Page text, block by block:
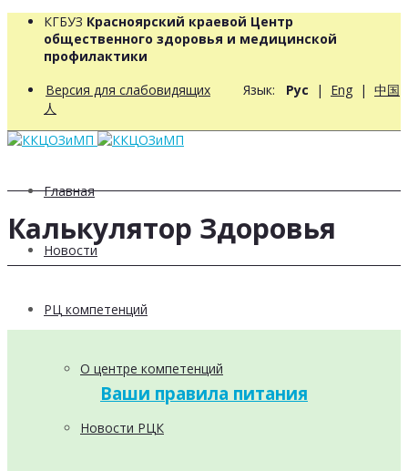
КГБУЗ Красноярский краевой Центр
общественного здоровья и медицинской
профилактики
Версия для слабовидящих Язык: Рус | Eng | 中国
人
Главная
Новости
РЦ компетенций
О центре компетенций
Новости РЦК
Калькулятор Здоровья
Ваши правила питания